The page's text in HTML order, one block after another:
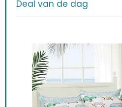
Deal van de dag